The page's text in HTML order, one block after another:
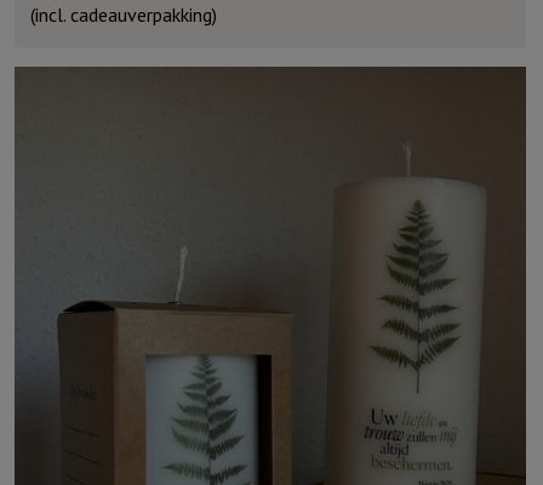
(incl. cadeauverpakking)